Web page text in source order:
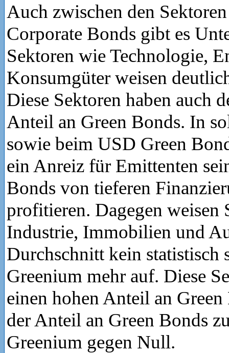
Auch zwischen den
Corporate Bonds gibt es
Sektoren wie Technologie,
Konsumgüter weisen
Diese Sektoren haben auch
Anteil an Green Bonds. In
sowie beim USD Green
ein Anreiz für Emittenten
Bonds von tieferen
profitieren. Dagegen weisen
Industrie, Immobilien und
Durchschnitt kein statistisch
Greenium mehr auf. Diese
einen hohen Anteil an
der Anteil an Green Bonds
Greenium gegen Null.